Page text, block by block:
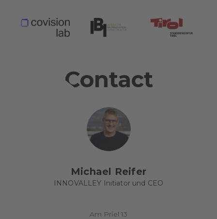
Contact
Michael Reifer
INNOVALLEY Initiator und CEO
Am Priel 13